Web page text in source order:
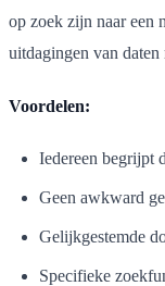
op zoek zijn naar een
uitdagingen van daten
Voordelen:
Iedereen begrijpt
Geen awkward
Gelijkgestemde
Specifieke